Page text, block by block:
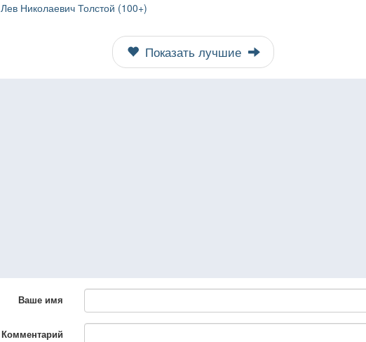
Лев Николаевич Толстой (100+)
Показать лучшие
Ваше имя
Комментарий